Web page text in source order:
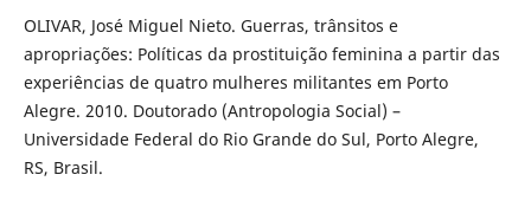
OLIVAR, José Miguel Nieto. Guerras, trânsitos e
apropriações: Políticas da prostituição feminina a partir das
experiências de quatro mulheres militantes em Porto
Alegre. 2010. Doutorado (Antropologia Social) –
Universidade Federal do Rio Grande do Sul, Porto Alegre,
RS, Brasil.